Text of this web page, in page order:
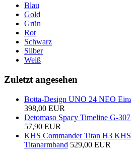
Blau
Gold
Grün
Rot
Schwarz
Silber
Weiß
Zuletzt angesehen
Botta-Design UNO 24 NEO
398,00 EUR
Detomaso Spacy Timeline G-
57,90 EUR
KHS Commander Titan H3
Titanarmband 529,00 EUR